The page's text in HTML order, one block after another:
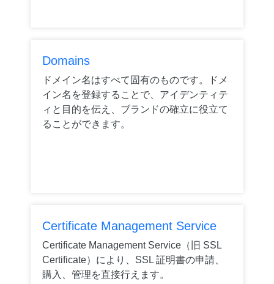
Domains
ドメイン名はすべて固有のものです。ドメ
イン名を登録することで、アイデンティテ
ィと目的を伝え、ブランドの確立に役立て
ることができます。
Certificate Management Service
Certificate Management Service（旧 SSL
Certificate）により、SSL 証明書の申請、
購入、管理を直接行えます。